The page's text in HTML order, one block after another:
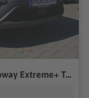
Dacia Jogger 1,0TDCi LPG Stepway Extreme+ Tempomat Kamera...